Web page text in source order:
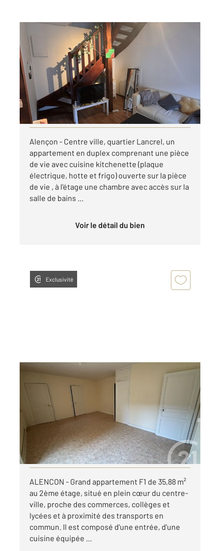
ALENCON 61
28,03 m
, 2 pièces
Ref : 3236
Appartement Duplex à louer
395 €
par mois charges comprises
Visiter le site dédié
Alençon - Centre ville, quartier Lancrel, un
appartement en duplex comprenant une pièce
de vie avec cuisine kitchenette (plaque
électrique, hotte et frigo) ouverte sur la pièce
de vie , à l'étage une chambre avec accès sur la
salle de bains ...
Voir le détail du bien
Exclusivité
ALENCON 61
35,88 m
, 1 pièce
Ref : 3314
Appartement F1 à louer
340 €
par mois charges comprises
Visiter le site dédié
ALENCON - Grand appartement F1 de 35,88 m²
au 2ème étage, situé en plein cœur du centre-
ville, proche des commerces, collèges et
lycées et à proximité des transports en
commun. Il est composé d'une entrée, d'une
cuisine équipée ...